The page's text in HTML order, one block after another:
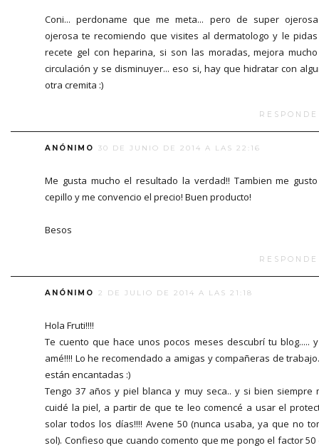
Coni... perdoname que me meta... pero de super
ojerosa te recomiendo que visites al dermatologo y le
recete gel con heparina, si son las moradas, mejora
circulación y se disminuyer... eso si, hay que hidratar con
otra cremita :)
ANÓNIMO 30 DE JUNIO DE 2014 A LAS 22:16
Me gusta mucho el resultado la verdad!! Tambien me
cepillo y me convencio el precio! Buen producto!
Besos
ANÓNIMO 2 DE JULIO DE 2014 A LAS 21:18
Hola Fruti!!!!
Te cuento que hace unos pocos meses descubrí tu blog.....
amé!!!! Lo he recomendado a amigas y compañeras de
están encantadas :)
Tengo 37 años y piel blanca y muy seca.. y si bien siempre
cuidé la piel, a partir de que te leo comencé a usar el
solar todos los días!!!! Avene 50 (nunca usaba, ya que no
sol). Confieso que cuando comento que me pongo el factor 50